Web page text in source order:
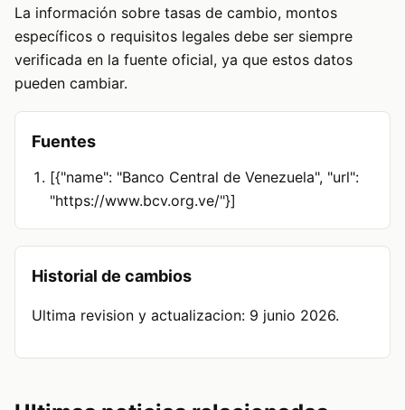
La información sobre tasas de cambio, montos
específicos o requisitos legales debe ser siempre
verificada en la fuente oficial, ya que estos datos
pueden cambiar.
Fuentes
[{"name": "Banco Central de Venezuela", "url":
"https://www.bcv.org.ve/"}]
Historial de cambios
Ultima revision y actualizacion: 9 junio 2026.